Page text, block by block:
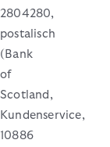
2804280,
postalisch
(Bank
of
Scotland,
Kundenservice,
10886